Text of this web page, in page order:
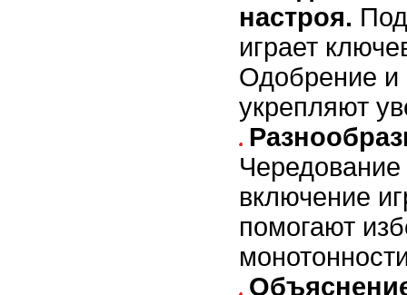
настроя.
играет
Одобрение и
укрепляют
включение
помогают